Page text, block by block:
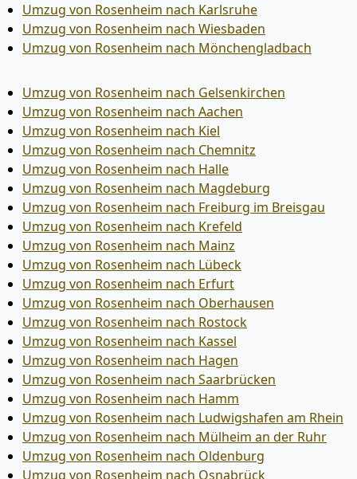
Umzug von Rosenheim nach Karlsruhe
Umzug von Rosenheim nach Wiesbaden
Umzug von Rosenheim nach Mönchen­gladbach
Umzug von Rosenheim nach Gelsenkirchen
Umzug von Rosenheim nach Aachen
Umzug von Rosenheim nach Kiel
Umzug von Rosenheim nach Chemnitz
Umzug von Rosenheim nach Halle
Umzug von Rosenheim nach Magdeburg
Umzug von Rosenheim nach Freiburg im Breisgau
Umzug von Rosenheim nach Krefeld
Umzug von Rosenheim nach Mainz
Umzug von Rosenheim nach Lübeck
Umzug von Rosenheim nach Erfurt
Umzug von Rosenheim nach Oberhausen
Umzug von Rosenheim nach Rostock
Umzug von Rosenheim nach Kassel
Umzug von Rosenheim nach Hagen
Umzug von Rosenheim nach Saarbrücken
Umzug von Rosenheim nach Hamm
Umzug von Rosenheim nach Ludwigshafen am Rhein
Umzug von Rosenheim nach Mülheim an der Ruhr
Umzug von Rosenheim nach Oldenburg
Umzug von Rosenheim nach Osnabrück